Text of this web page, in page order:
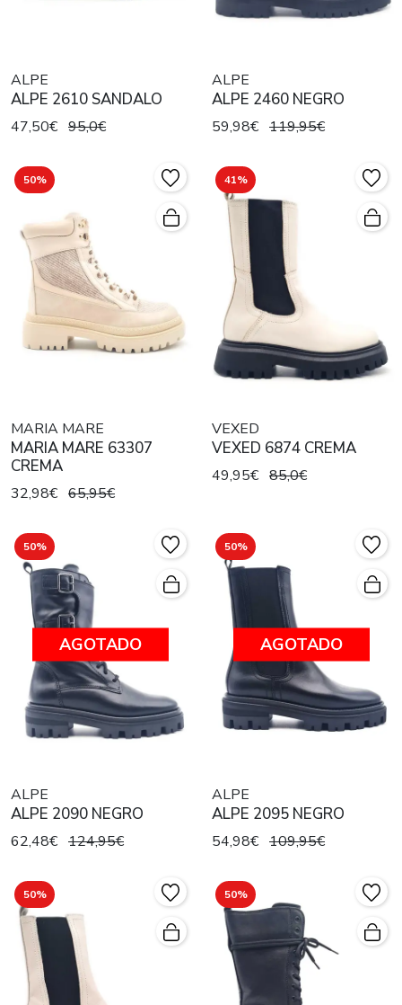
ALPE
ALPE 2610 SANDALO
47,50€ 95,0€
ALPE
ALPE 2460 NEGRO
59,98€ 119,95€
50%
MARIA MARE
MARIA MARE 63307
CREMA
32,98€ 65,95€
41%
VEXED
VEXED 6874 CREMA
49,95€ 85,0€
50%
AGOTADO
ALPE
ALPE 2090 NEGRO
62,48€ 124,95€
50%
AGOTADO
ALPE
ALPE 2095 NEGRO
54,98€ 109,95€
50% 50%